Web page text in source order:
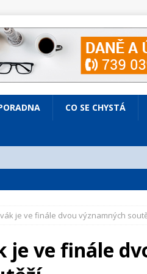
CO SE CHYSTÁ
je ve finále dvou významných
je ve finále